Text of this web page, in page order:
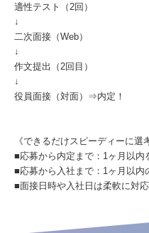
適性テスト（2回）
↓
二次面接（Web）
↓
作文提出（2回目）
↓
役員面接（対面）⇒内定！
《できるだけスピーディーに選
■応募から内定まで：1ヶ月以内
■応募から入社まで：1ヶ月以内
■面接日時や入社日は柔軟に対